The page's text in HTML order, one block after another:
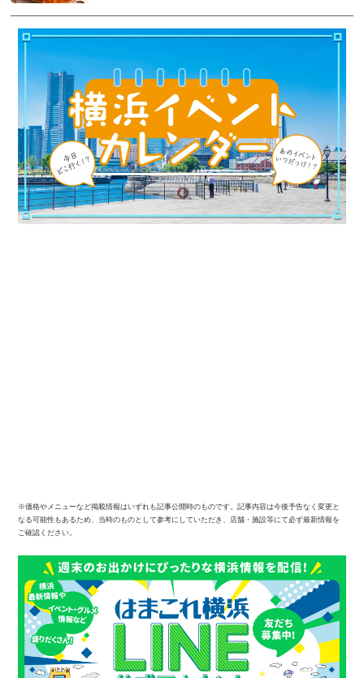
※価格やメニューなど掲載情報はいずれも記事公開時のものです。記事内容は今後予告なく変更と
なる可能性もあるため、当時のものとして参考にしていただき、店舗・施設等にて必ず最新情報を
ご確認ください。